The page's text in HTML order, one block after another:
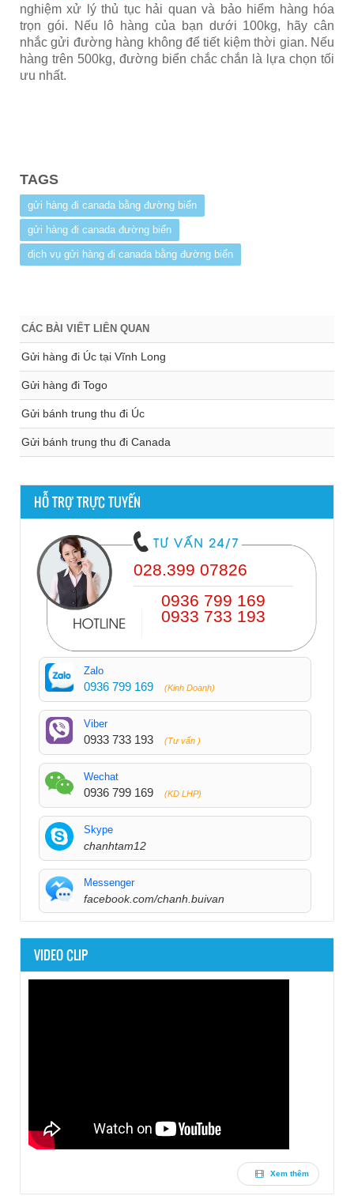
nghiệm xử lý thủ tục hải quan và bảo hiểm hàng hóa
trọn gói. Nếu lô hàng của bạn dưới 100kg, hãy cân
nhắc gửi đường hàng không để tiết kiệm thời gian. Nếu
hàng trên 500kg, đường biển chắc chắn là lựa chọn tối
ưu nhất.
TAGS
gửi hàng đi canada bằng đường biển
gửi hàng đi canada đường biển
dịch vụ gửi hàng đi canada bằng đường biển
CÁC BÀI VIẾT LIÊN QUAN
Gửi hàng đi Úc tại Vĩnh Long
Gửi hàng đi Togo
Gửi bánh trung thu đi Úc
Gửi bánh trung thu đi Canada
HỖ TRỢ TRỰC TUYẾN
028.399 07826
0936 799 169
0933 733 193
Zalo
0936 799 169 (Kinh Doanh)
Viber
0933 733 193 (Tư vấn )
Wechat
0936 799 169 (KD LHP)
Skype
chanhtam12
Messenger
facebook.com/chanh.buivan
VIDEO CLIP
Xem thêm